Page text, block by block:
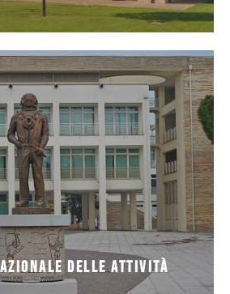
delle Attività
delle Attività
delle Attività Subacquee propone
di materiali, attrezzature,
pannelli esplicativi che
dell’attività